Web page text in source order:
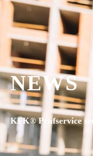
NEWS
KFK® Prüfservice